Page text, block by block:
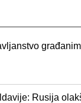
Rusija